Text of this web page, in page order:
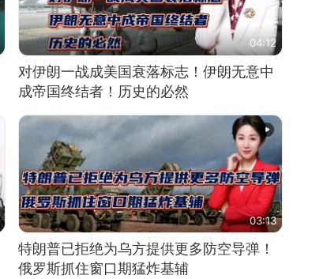
04:12
对伊朗一战成美国衰落标志！伊朗无意中
成帝国终结者！历史的必然
03:13
特朗普已拒绝为乌方提供更多防空导弹！
俄罗斯抓住窗口期猛炸基辅